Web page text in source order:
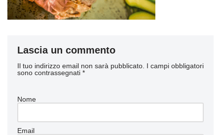
Lascia un commento
Il tuo indirizzo email non sarà pubblicato. I campi obbligatori
sono contrassegnati *
Nome
Email